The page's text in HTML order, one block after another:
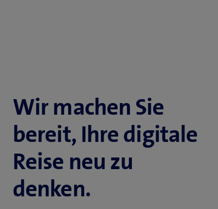
Wir machen Sie
bereit, Ihre digitale
Reise neu zu
denken.